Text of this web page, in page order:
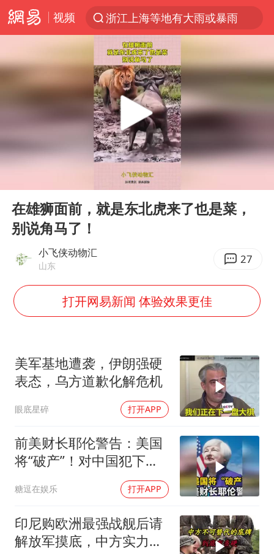
视频
浙江上海等地有大雨或暴雨
光影经济撬动暑期消费新蓝海
《欢迎来龙餐馆》口碑
情侣福建平潭拍日出时坠崖
西湖突现狂风暴雨 游客瞬间被浇透
视频丨中国东方电气集团原党组副书记、董事宋致远被查
杭州全市有序停课
直击东北超：哈尔滨vs通辽
白海豚将正面袭击贯穿浙江
郑丽文：台湾从来没有“独立”过
几元成本的AI广告导致千万市值蒸发
酒店回应车内过夜被收150元
梁家辉百花奖演讲落泪
人民的健康、体质、幸福一脉相承
Play
在雄狮面前，就是东北虎来了也是菜，
别说角马了！
小飞侠动物汇
山东 27
打开网易新闻 体验效果更佳
美军基地遭袭，伊朗强硬
表态，乌方道歉化解危机
眼底星碎 打开APP
前美财长耶伦警告：美国
将“破产”！对中国犯下两
糖逗在娱乐 打开APP
印尼购欧洲最强战舰后请
解放军摸底，中方实力几